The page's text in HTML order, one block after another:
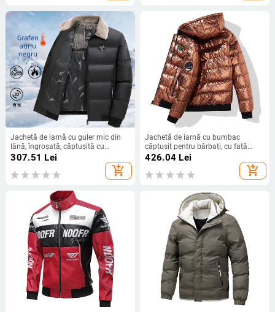
Jachetă de iarnă cu guler mic din
lână, îngroșată, căptușită cu
bumbac, caldă, de afaceri, cu
căptușită cu bumbac, haină scurtă
casual pentru tată, cu căptușită cu
307.51 Lei
add_shopping_cart
Jachetă de iarnă cu bumbac
căptușit pentru bărbați, cu față
strălucitoare, îngroșată, caldă, cu
două fețe, cu bumbac căptușit,
pentru adolescenți, șapcă de
cu bumbac căptușit
426.04 Lei
add_shopping_cart